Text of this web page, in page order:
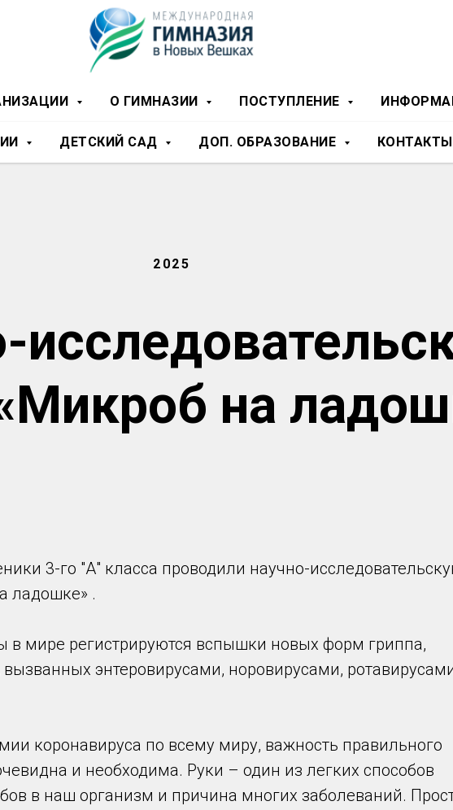
О ГИМНАЗИИ ПОСТУПЛЕНИЕ
ДЕТСКИЙ САД ДОП. ОБРАЗОВАНИЕ КОНТАКТЫ
2025
на
3-го "А" класса проводили научно-
ладошке» .
в мире регистрируются вспышки новых форм гриппа,
энтеровирусами, норовирусами,
коронавируса по всему миру, важность правильного
и необходима. Руки – один из легких способов
в наш организм и причина многих заболеваний.